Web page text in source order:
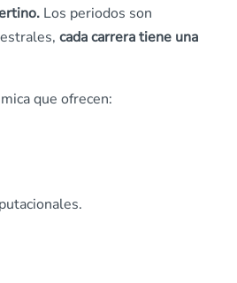
Los periodos son
cada carrera tiene una
que ofrecen: